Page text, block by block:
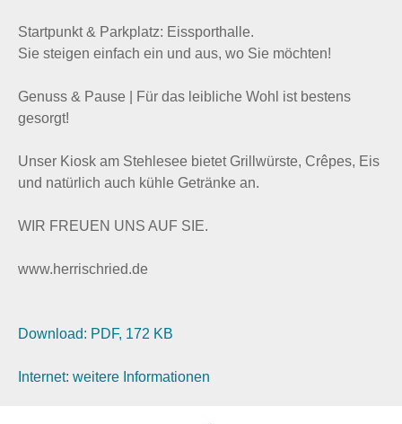
Startpunkt & Parkplatz: Eissporthalle.
Sie steigen einfach ein und aus, wo Sie möchten!
Genuss & Pause | Für das leibliche Wohl ist bestens
gesorgt!
Unser Kiosk am Stehlesee bietet Grillwürste, Crêpes, Eis
und natürlich auch kühle Getränke an.
WIR FREUEN UNS AUF SIE.
www.herrischried.de
Download: PDF, 172 KB
Internet: weitere Informationen